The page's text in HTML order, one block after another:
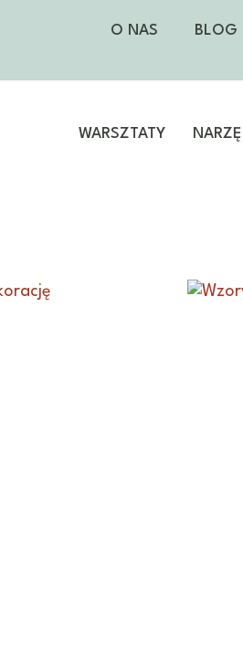
O NAS BLOG
WARSZTATY